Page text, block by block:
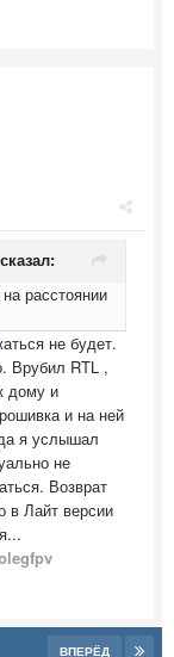
расстоянии
не будет.
Врубил RTL ,
дому и
и на ней
я услышал
не
Возврат
Лайт версии
ВПЕРЁД